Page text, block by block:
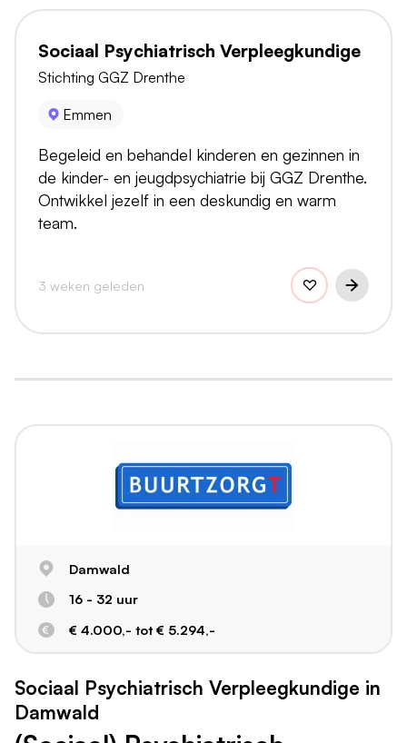
Sociaal Psychiatrisch Verpleegkundige
Stichting GGZ Drenthe
Emmen
Begeleid en behandel kinderen en gezinnen in
de kinder- en jeugdpsychiatrie bij GGZ Drenthe.
Ontwikkel jezelf in een deskundig en warm
team.
3 weken geleden
Damwald
16 - 32 uur
€ 4.000,- tot € 5.294,-
Sociaal Psychiatrisch Verpleegkundige in
Damwald